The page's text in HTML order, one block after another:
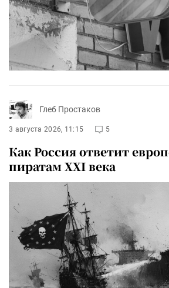
Глеб Простаков
3 августа 2026, 11:15 5
Как Россия ответит
пиратам XXI века